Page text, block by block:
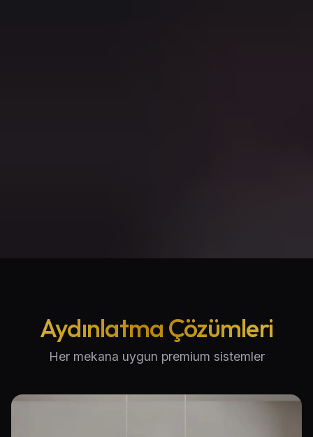
Aydınlatma Çözümleri
Her mekana uygun premium sistemler